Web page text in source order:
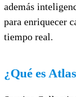
además
para enriquecer
tiempo real.
¿Qué es